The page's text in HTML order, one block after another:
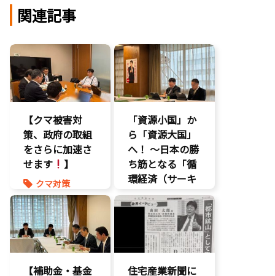
関連記事
【クマ被害対
策、政府の取組
をさらに加速さ
せます
】
クマ対策
ヒグマ対策
環境部会
「資源小国」か
ら「資源大国」
へ！ 〜日本の勝
ち筋となる「循
環経済（サーキ
ュラーエコノミ
ー）」とは？〜
環境部会
【補助金・基金
住宅産業新聞に